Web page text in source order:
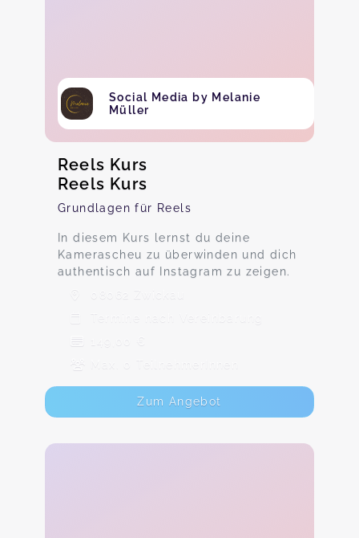
Social Media by Melanie
Müller
Reels Kurs
Reels Kurs
Grundlagen für Reels
In diesem Kurs lernst du deine
Kamerascheu zu überwinden und dich
authentisch auf Instagram zu zeigen.
08062 Zwickau
Termine nach Vereinbarung
149,00 €
Max. 0 TeilnehmerInnen
Zum Angebot